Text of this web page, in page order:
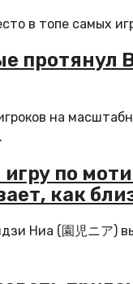
в топе самых
протянул
на
по
как
Ниа (園児ニア)